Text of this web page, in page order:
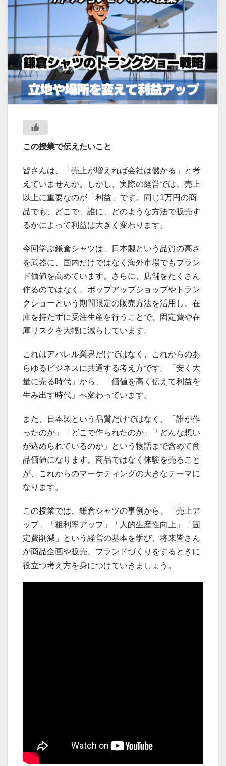
この授業で伝えたいこと
皆さんは、「売上が増えれば会社は儲かる」と考
えていませんか。しかし、実際の経営では、売上
以上に重要なのが「利益」です。同じ1万円の商
品でも、どこで、誰に、どのような方法で販売す
るかによって利益は大きく変わります。
今回学ぶ鎌倉シャツは、日本製という品質の高さ
を武器に、国内だけではなく海外市場でもブラン
ド価値を高めています。さらに、店舗をたくさん
作るのではなく、ポップアップショップやトラン
クショーという期間限定の販売方法を活用し、在
庫を持たずに受注生産を行うことで、固定費や在
庫リスクを大幅に減らしています。
これはアパレル業界だけではなく、これからのあ
らゆるビジネスに共通する考え方です。「安く大
量に売る時代」から、「価値を高く伝えて利益を
生み出す時代」へ変わっています。
また、日本製という品質だけではなく、「誰が作
ったのか」「どこで作られたのか」「どんな想い
が込められているのか」という物語まで含めて商
品価値になります。商品ではなく体験を売ること
が、これからのマーケティングの大きなテーマに
なります。
この授業では、鎌倉シャツの事例から、「売上ア
ップ」「粗利率アップ」「人的生産性向上」「固
定費削減」という経営の基本を学び、将来皆さん
が商品企画や販売、ブランドづくりをするときに
役立つ考え方を身につけていきましょう。